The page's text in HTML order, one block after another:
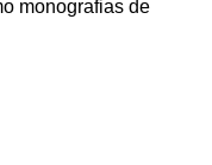
monografias de